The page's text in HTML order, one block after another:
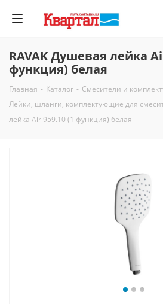
RAVAK Душевая лейка
функция) белая
Главная - Каталог - Смесители и
Лейки, шланги, комплектующие для
лейка Air 959.10 (1 функция) белая